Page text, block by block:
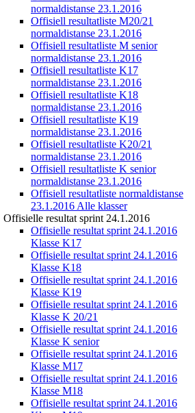
normaldistanse 23.1.2016
Offisiell resultatliste M20/21
normaldistanse 23.1.2016
Offisiell resultatliste M senior
normaldistanse 23.1.2016
Offisiell resultatliste K17
normaldistanse 23.1.2016
Offisiell resultatliste K18
normaldistanse 23.1.2016
Offisiell resultatliste K19
normaldistanse 23.1.2016
Offisiell resultatliste K20/21
normaldistanse 23.1.2016
Offisiell resultatliste K senior
normaldistanse 23.1.2016
Offisiell resultatliste normaldistanse
23.1.2016 Alle klasser
Offisielle resultat sprint 24.1.2016
Offisielle resultat sprint 24.1.2016
Klasse K17
Offisielle resultat sprint 24.1.2016
Klasse K18
Offisielle resultat sprint 24.1.2016
Klasse K19
Offisielle resultat sprint 24.1.2016
Klasse K 20/21
Offisielle resultat sprint 24.1.2016
Klasse K senior
Offisielle resultat sprint 24.1.2016
Klasse M17
Offisielle resultat sprint 24.1.2016
Klasse M18
Offisielle resultat sprint 24.1.2016